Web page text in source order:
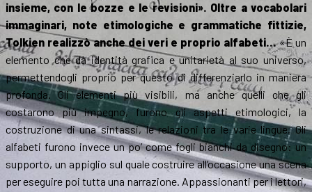
insieme, con le bozze e le revisioni». Oltre a vocabolari
immaginari, note etimologiche e grammatiche fittizie,
Tolkien realizzò anche dei veri e proprio alfabeti…«È un
elemento che dà identità grafica e unitarietà al suo universo,
permettendogli proprio per questo di differenziarlo in maniera
profonda. Gli elementi più visibili, ma anche quelli che gli
costarono più impegno, furono gli aspetti etimologici, la
costruzione di una sintassi, le relazioni tra le varie lingue. Gli
alfabeti furono invece un po’ come fogli bianchi da disegno: un
supporto, un appiglio sul quale costruire all’occasione una scena
per eseguire poi tutta una narrazione. Appassionanti per i lettori,